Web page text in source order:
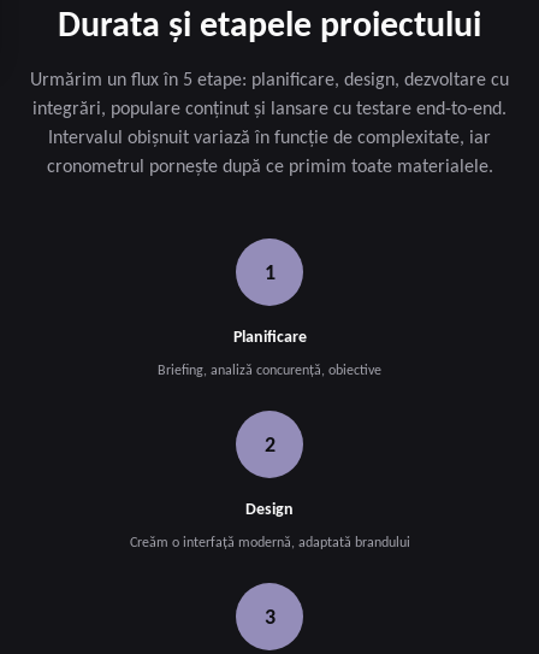
Durata și etapele proiectului
Urmărim un flux în 5 etape: planificare, design, dezvoltare cu
integrări, populare conținut și lansare cu testare end-to-end.
Intervalul obișnuit variază în funcție de complexitate, iar
cronometrul pornește după ce primim toate materialele.
1
Planificare
Briefing, analiză concurență, obiective
2
Design
Creăm o interfață modernă, adaptată brandului
3